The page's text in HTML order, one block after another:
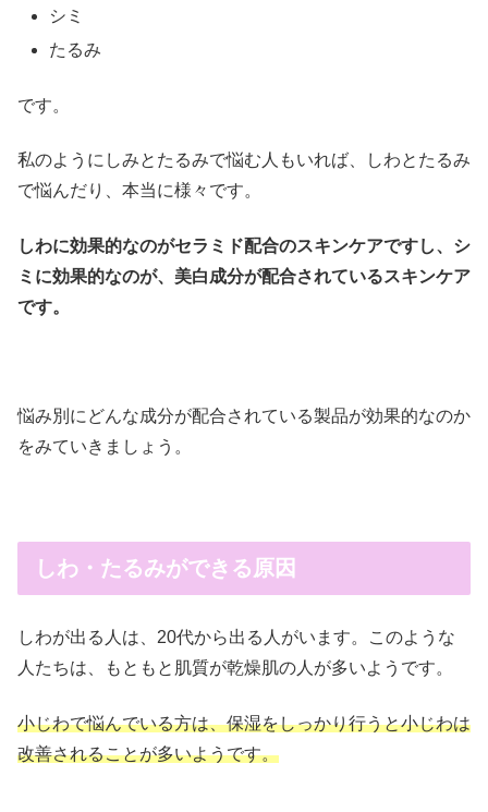
シミ
たるみ
です。
私のようにしみとたるみで悩む人もいれば、しわとたるみ
で悩んだり、本当に様々です。
しわに効果的なのがセラミド配合のスキンケアですし、シ
ミに効果的なのが、美白成分が配合されているスキンケア
です。
悩み別にどんな成分が配合されている製品が効果的なのか
をみていきましょう。
しわ・たるみができる原因
しわが出る人は、20代から出る人がいます。このような
人たちは、もともと肌質が乾燥肌の人が多いようです。
小じわで悩んでいる方は、保湿をしっかり行うと小じわは
改善されることが多いようです。